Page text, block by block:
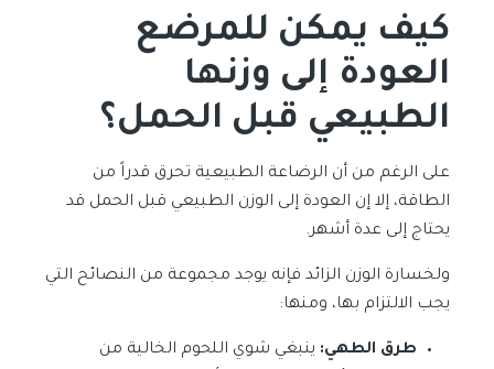
كيف يمكن للمرضع
العودة إلى وزنها
الطبيعي قبل الحمل؟
على الرغم من أن الرضاعة الطبيعية تحرق قدراً من
الطاقة، إلا إن العودة إلى الوزن الطبيعي قبل الحمل قد
يحتاج إلى عدة أشهر.
ولخسارة الوزن الزائد فإنه يوجد مجموعة من النصائح التي
يجب الالتزام بها، ومنها:
طرق الطهي: ينبغي شوي اللحوم الخالية من